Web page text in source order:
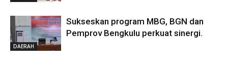
DAERAH
Sukseskan program MBG, BGN dan
Pemprov Bengkulu perkuat sinergi.